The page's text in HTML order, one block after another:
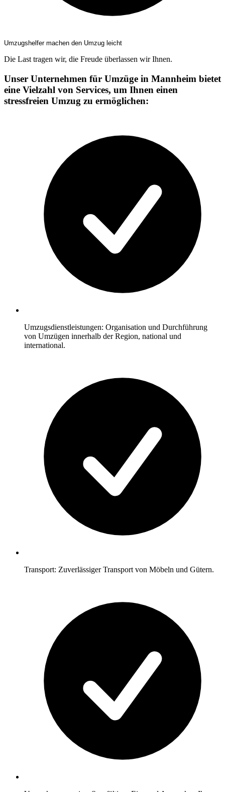
Umzugshelfer machen den Umzug leicht
Die Last tragen wir, die Freude überlassen wir Ihnen.
Unser Unternehmen für Umzüge in Mannheim bietet
eine Vielzahl von Services, um Ihnen einen
stressfreien Umzug zu ermöglichen:
Umzugsdienstleistungen: Organisation und Durchführung
von Umzügen innerhalb der Region, national und
international.
Transport: Zuverlässiger Transport von Möbeln und Gütern.